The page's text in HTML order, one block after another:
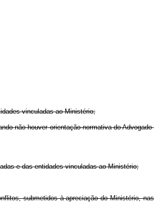
vinculadas ao Ministério;
não houver orientação normativa do Advogado-
e das entidades vinculadas ao Ministério;
submetidos à apreciação do Ministério, nas